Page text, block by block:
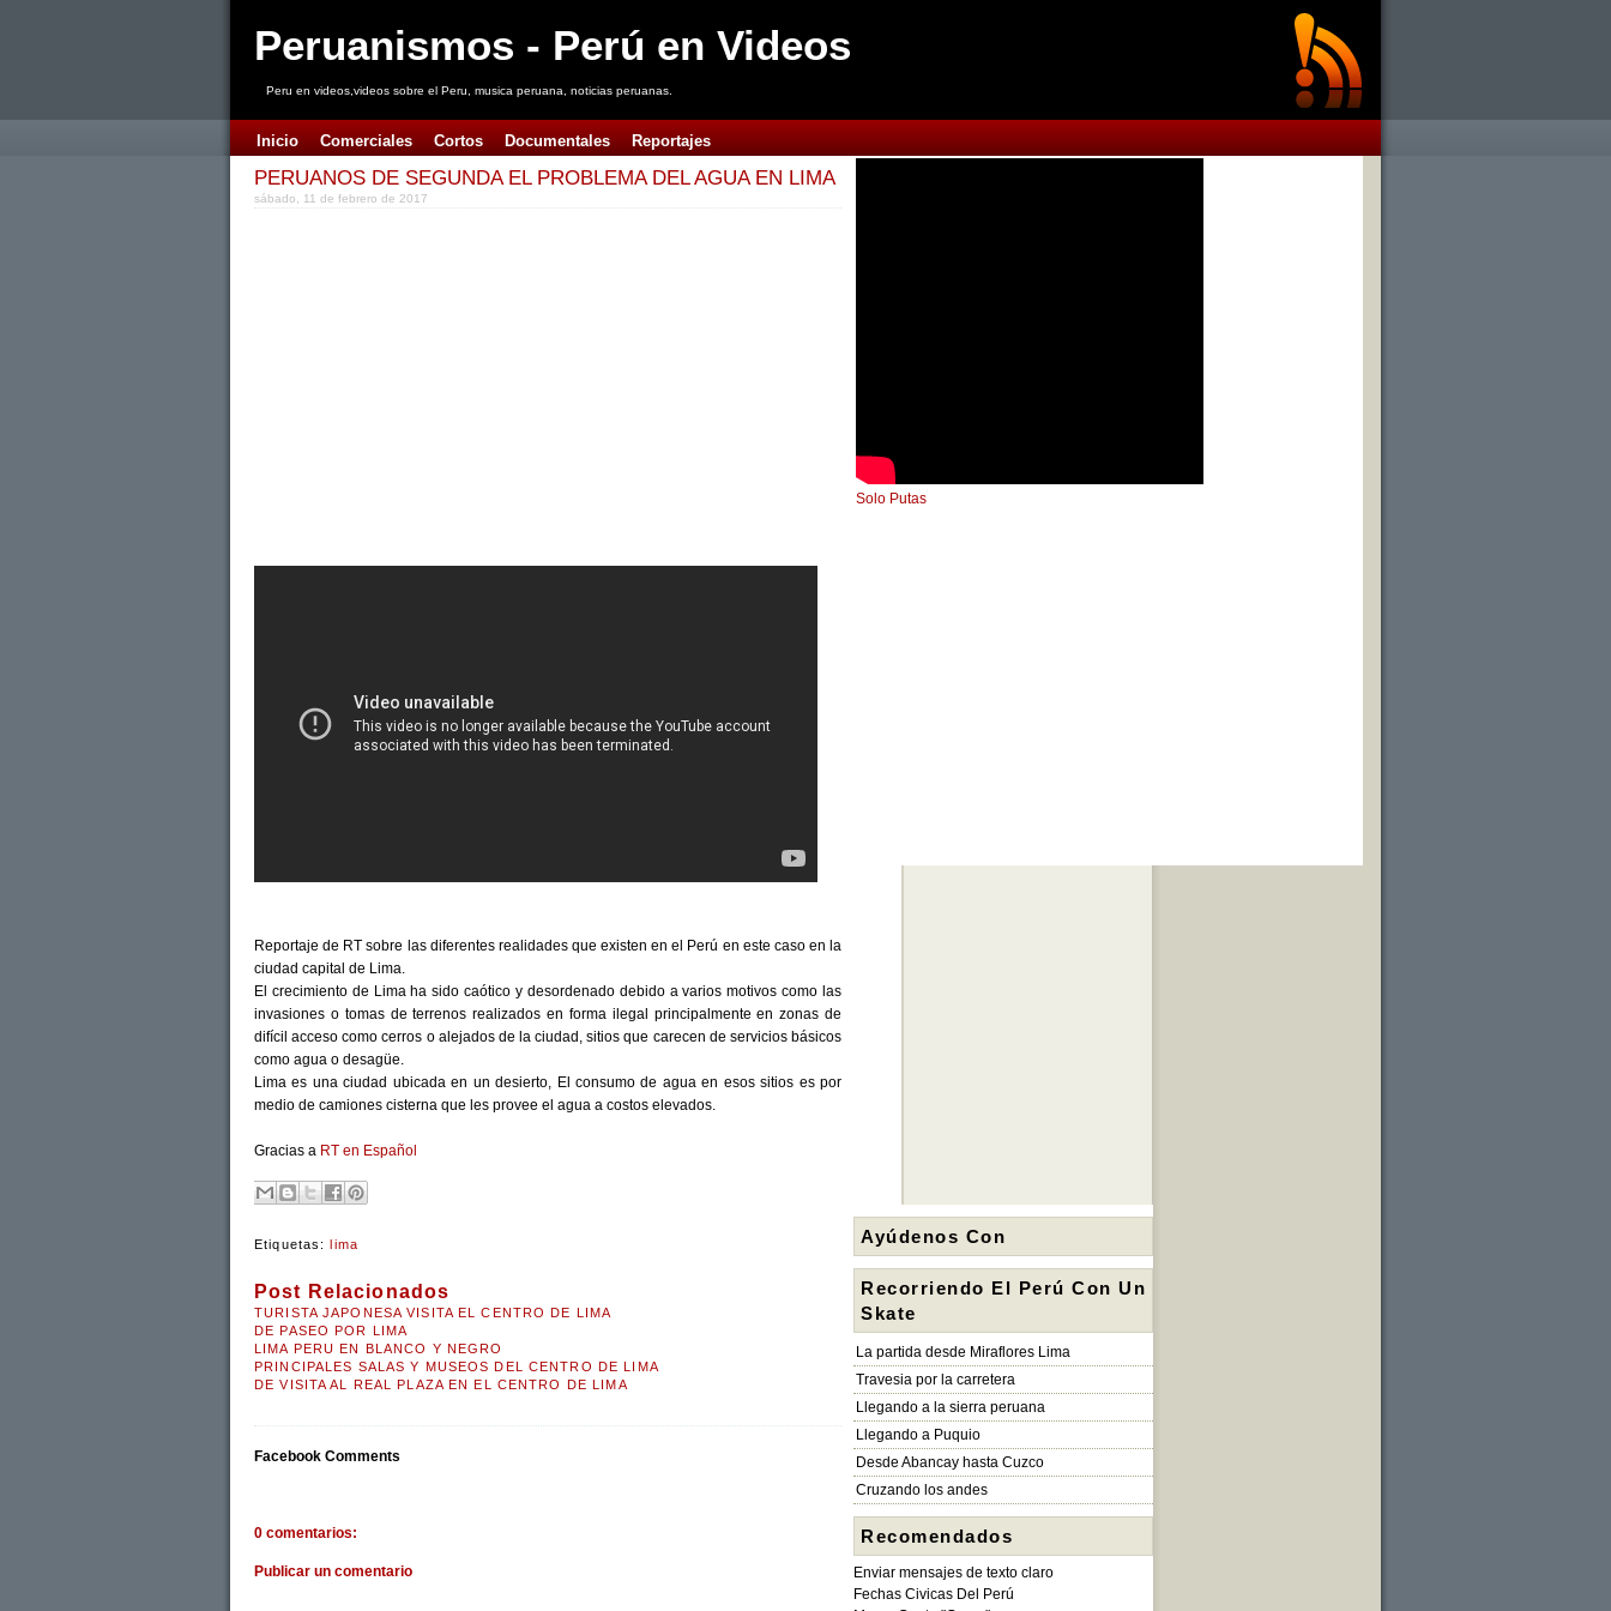
Peruanismos - Perú en Videos
Peru en videos,videos sobre el Peru, musica peruana, noticias peruanas.
Inicio Comerciales Cortos Documentales Reportajes
PERUANOS DE SEGUNDA EL PROBLEMA DEL AGUA EN LIMA
sábado, 11 de febrero de 2017
Reportaje de RT sobre las diferentes realidades que existen en el Perú en este caso en la
ciudad capital de Lima.
El crecimiento de Lima ha sido caótico y desordenado debido a varios motivos como las
invasiones o tomas de terrenos realizados en forma ilegal principalmente en zonas de
difícil acceso como cerros o alejados de la ciudad, sitios que carecen de servicios básicos
como agua o desagüe.
Lima es una ciudad ubicada en un desierto, El consumo de agua en esos sitios es por
medio de camiones cisterna que les provee el agua a costos elevados.
Gracias a RT en Español
Etiquetas: lima
Post Relacionados
TURISTA JAPONESA VISITA EL CENTRO DE LIMA
DE PASEO POR LIMA
LIMA PERU EN BLANCO Y NEGRO
PRINCIPALES SALAS Y MUSEOS DEL CENTRO DE LIMA
DE VISITA AL REAL PLAZA EN EL CENTRO DE LIMA
Facebook Comments
0 comentarios:
Publicar un comentario
Solo Putas
Ayúdenos Con
Recorriendo El Perú Con Un
Skate
La partida desde Miraflores Lima
Travesia por la carretera
Llegando a la sierra peruana
Llegando a Puquio
Desde Abancay hasta Cuzco
Cruzando los andes
Recomendados
Enviar mensajes de texto claro
Fechas Civicas Del Perú